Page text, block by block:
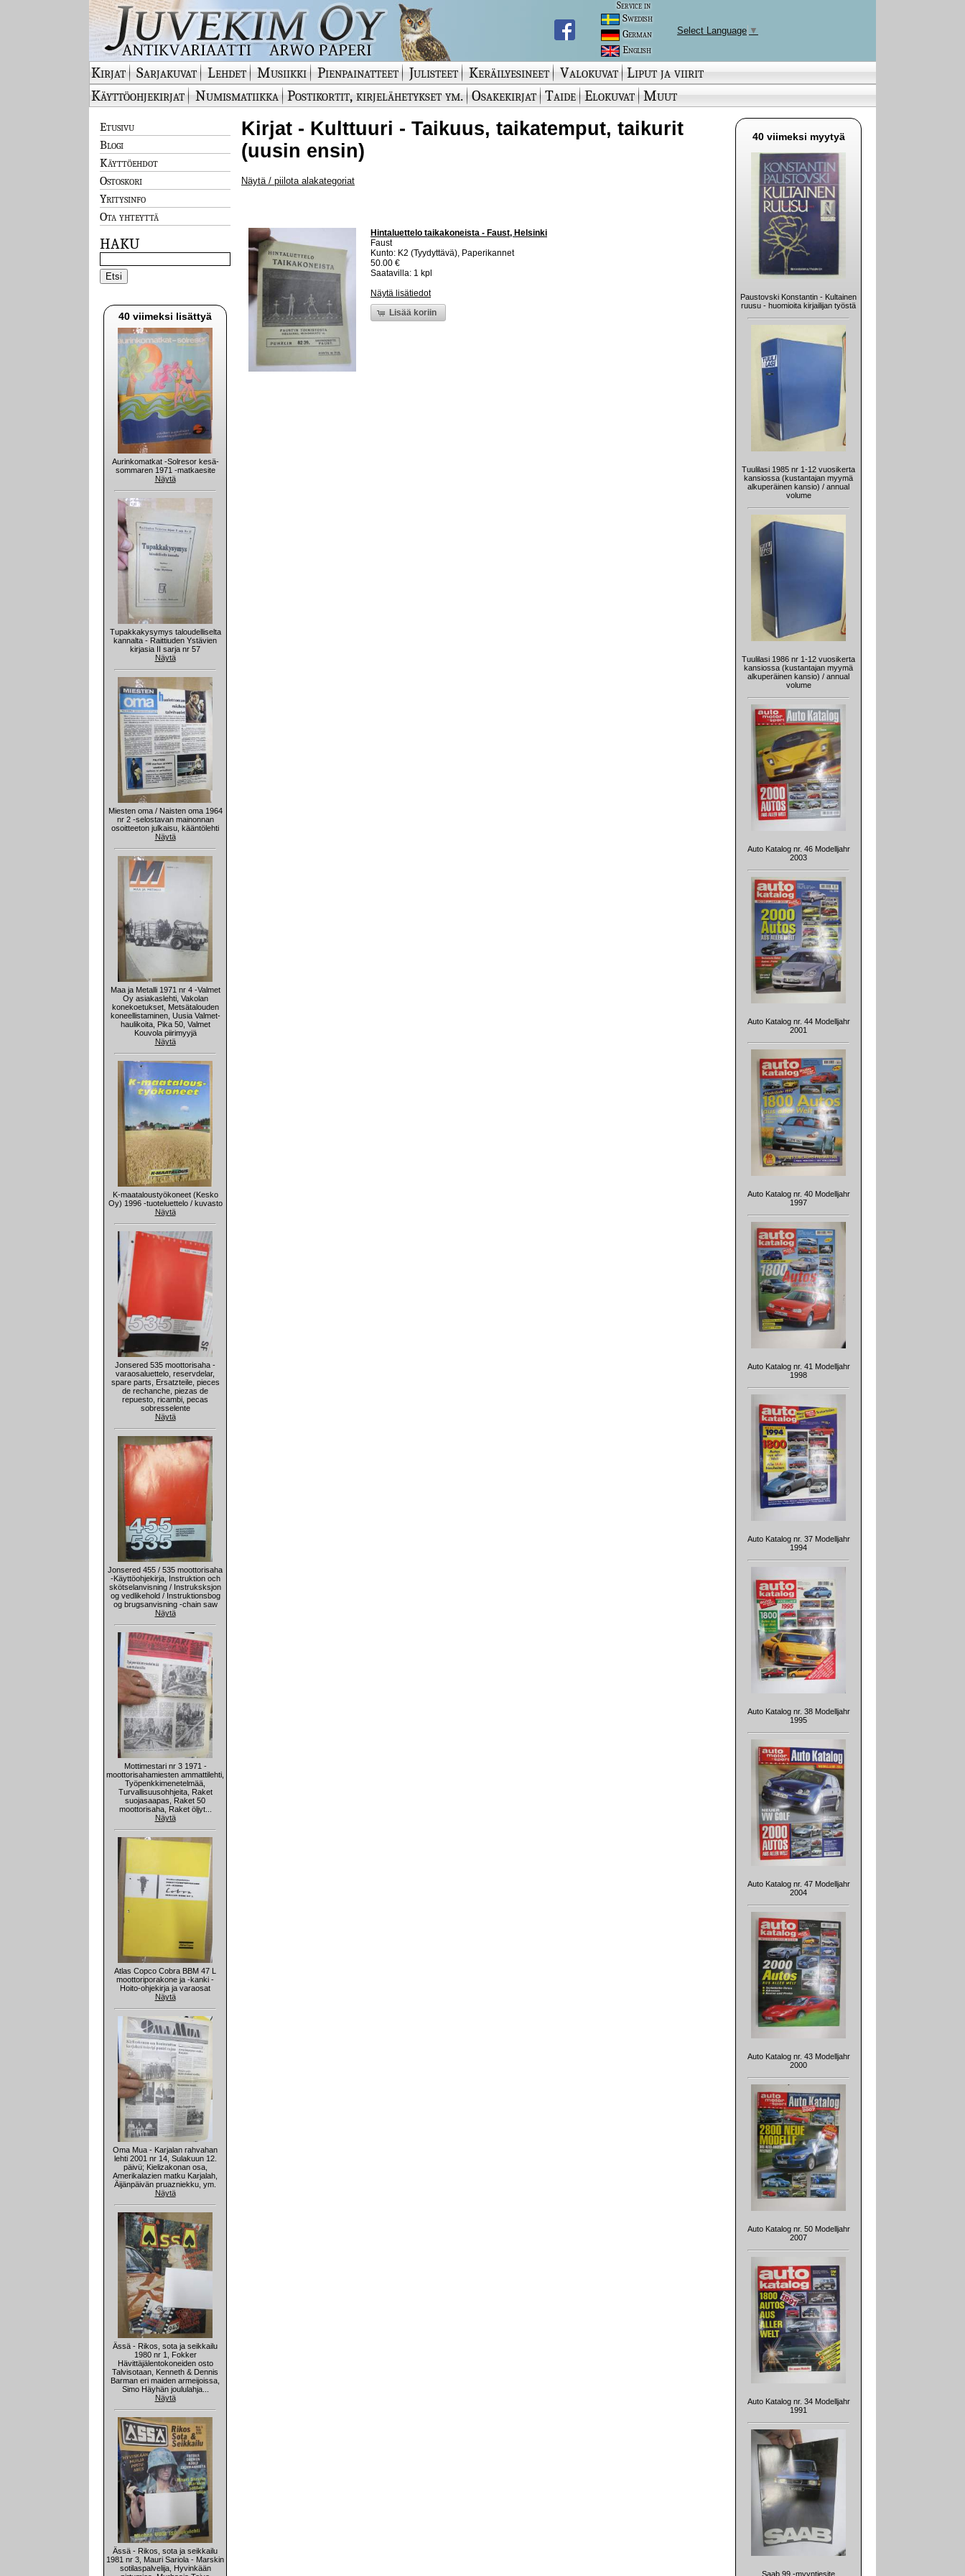
Service in
Swedish
German
English
Select Language ▼
Kirjat Sarjakuvat Lehdet Musiikki Pienpainatteet Julisteet Keräilyesineet Valokuvat Liput ja viirit
Käyttöohjekirjat
Numismatiikka Postikortit, kirjelähetykset ym. Osakekirjat Taide Elokuvat Muut
Etusivu
Blogi
Käyttöehdot
Ostoskori
Yritysinfo
Ota yhteyttä
HAKU
40 viimeksi lisättyä
Aurinkomatkat -Solresor kesä-
sommaren 1971 -matkaesite
Näytä
Tupakkakysymys taloudelliselta
kannalta - Raittiuden Ystävien
kirjasia II sarja nr 57
Näytä
Miesten oma / Naisten oma 1964
nr 2 -selostavan mainonnan
osoitteeton julkaisu, kääntölehti
Näytä
Maa ja Metalli 1971 nr 4 -Valmet
Oy asiakaslehti, Vakolan
konekoetukset, Metsätalouden
koneellistaminen, Uusia Valmet-
haulikoita, Pika 50, Valmet
Kouvola piirimyyjä
Näytä
K-maataloustyökoneet (Kesko
Oy) 1996 -tuoteluettelo / kuvasto
Näytä
Jonsered 535 moottorisaha -
varaosaluettelo, reservdelar,
spare parts, Ersatzteile, pieces
de rechanche, piezas de
repuesto, ricambi, pecas
sobresselente
Näytä
Jonsered 455 / 535 moottorisaha
-Käyttöohjekirja, Instruktion och
skötselanvisning / Instruksksjon
og vedlikehold / Instruktionsbog
og brugsanvisning -chain saw
Näytä
Mottimestari nr 3 1971 -
moottorisahamiesten ammattilehti,
Työpenkkimenetelmää,
Turvallisuusohhjeita, Raket
suojasaapas, Raket 50
moottorisaha, Raket öljyt...
Näytä
Atlas Copco Cobra BBM 47 L
moottoriporakone ja -kanki -
Hoito-ohjekirja ja varaosat
Näytä
Oma Mua - Karjalan rahvahan
lehti 2001 nr 14, Sulakuun 12.
päivü; Kielizakonan osa,
Amerikalazien matku Karjalah,
Äijänpäivän pruazniekku, ym.
Näytä
Ässä - Rikos, sota ja seikkailu
1980 nr 1, Fokker
Hävittäjälentokoneiden osto
Talvisotaan, Kenneth & Dennis
Barman eri maiden armeijoissa,
Simo Häyhän joululahja...
Näytä
Ässä - Rikos, sota ja seikkailu
1981 nr 3, Mauri Sariola - Marskin
sotilaspalvelija, Hyvinkään
Kirjat - Kulttuuri - Taikuus, taikatemput, taikurit
(uusin ensin)
Näytä / piilota alakategoriat
Hintaluettelo taikakoneista - Faust, Helsinki
Faust
Kunto: K2 (Tyydyttävä), Paperikannet
50.00 €
Saatavilla: 1 kpl
Näytä lisätiedot
Lisää koriin
40 viimeksi myytyä
Paustovski Konstantin - Kultainen
ruusu - huomioita kirjailijan työstä
Tuulilasi 1985 nr 1-12 vuosikerta
kansiossa (kustantajan myymä
alkuperäinen kansio) / annual
volume
Tuulilasi 1986 nr 1-12 vuosikerta
kansiossa (kustantajan myymä
alkuperäinen kansio) / annual
volume
Auto Katalog nr. 46 Modelljahr
2003
Auto Katalog nr. 44 Modelljahr
2001
Auto Katalog nr. 40 Modelljahr
1997
Auto Katalog nr. 41 Modelljahr
1998
Auto Katalog nr. 37 Modelljahr
1994
Auto Katalog nr. 38 Modelljahr
1995
Auto Katalog nr. 47 Modelljahr
2004
Auto Katalog nr. 43 Modelljahr
2000
Auto Katalog nr. 50 Modelljahr
2007
Auto Katalog nr. 34 Modelljahr
1991
Saab 99 -myyntiesite